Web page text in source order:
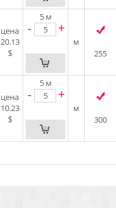
цена
20.13
$
5 м
- +
м
255
цена
10.23
$
5 м
- +
м
300